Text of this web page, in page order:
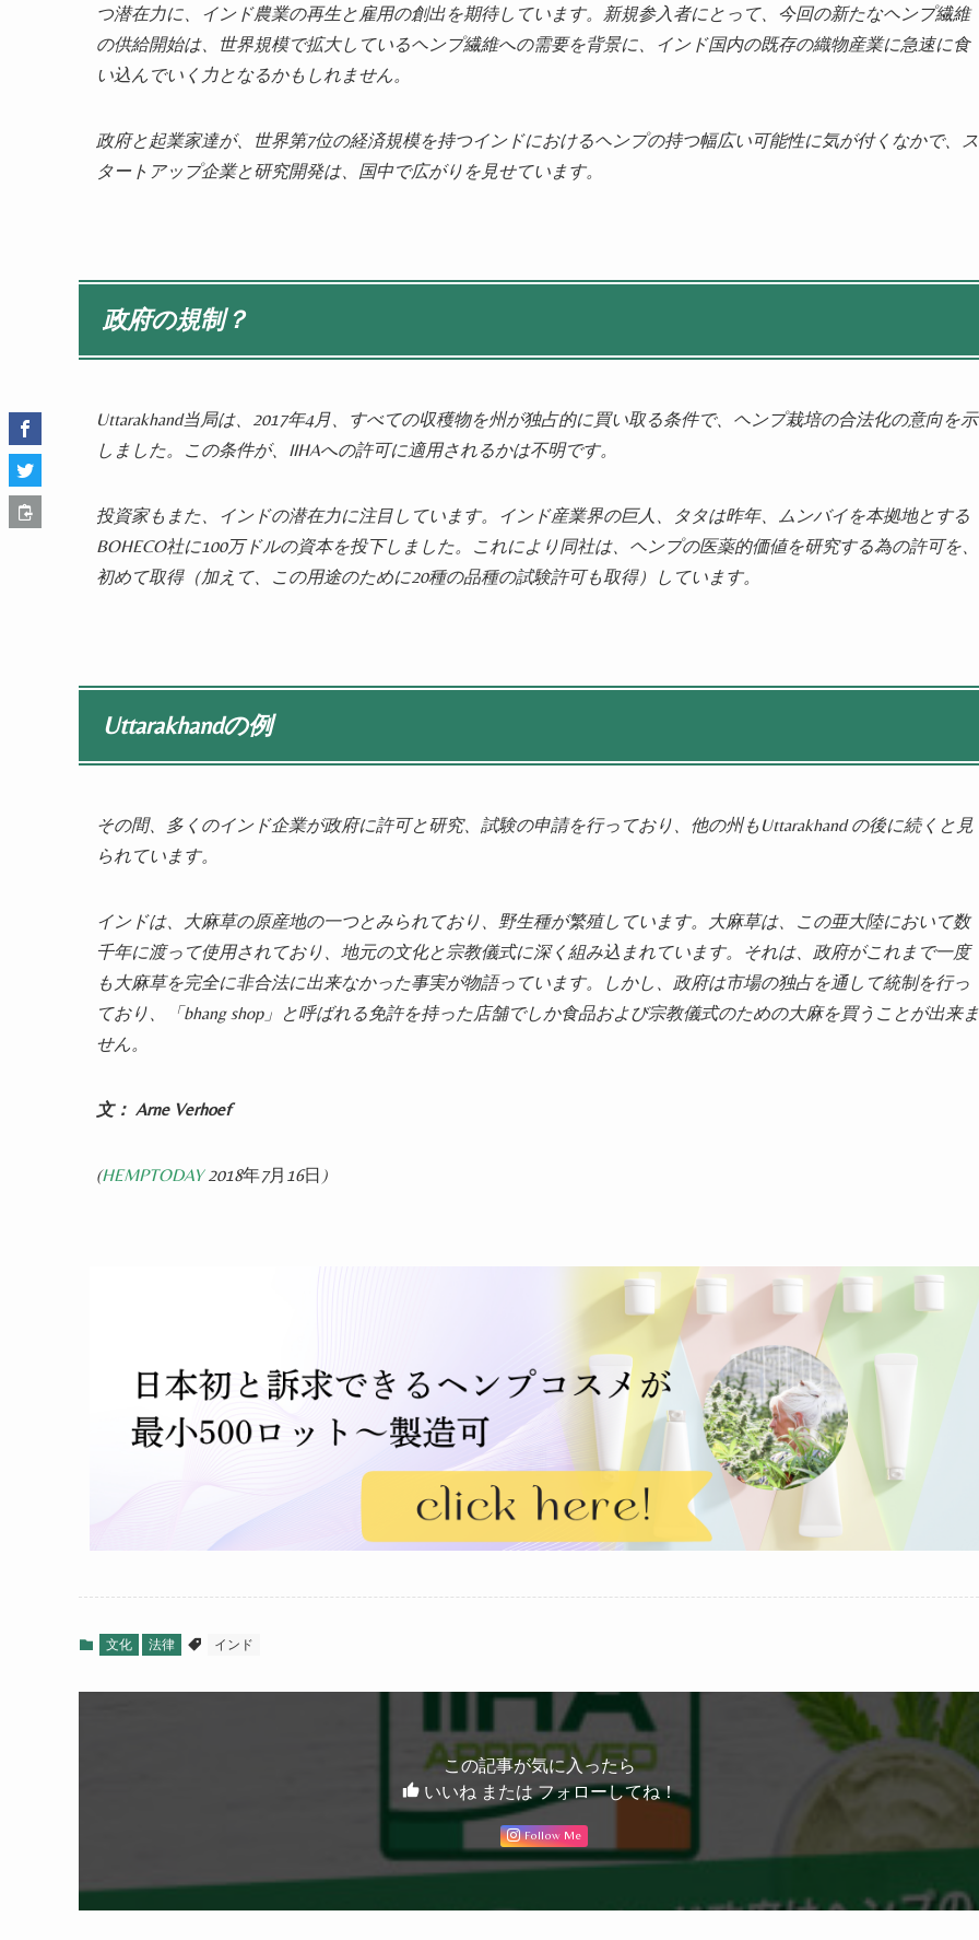
つ潜在力に、インド農業の再生と雇用の創出を期待しています。新規参入者にとって、今回の新たなヘンプ繊維
の供給開始は、世界規模で拡大しているヘンプ繊維への需要を背景に、インド国内の既存の織物産業に急速に食
い込んでいく力となるかもしれません。
政府と起業家達が、世界第7位の経済規模を持つインドにおけるヘンプの持つ幅広い可能性に気が付くなかで、ス
タートアップ企業と研究開発は、国中で広がりを見せています。
政府の規制？
Uttarakhand当局は、2017年4月、すべての収穫物を州が独占的に買い取る条件で、ヘンプ栽培の合法化の意向を示
しました。この条件が、IIHAへの許可に適用されるかは不明です。
投資家もまた、インドの潜在力に注目しています。インド産業界の巨人、タタは昨年、ムンバイを本拠地とする
BOHECO社に100万ドルの資本を投下しました。これにより同社は、ヘンプの医薬的価値を研究する為の許可を、
初めて取得（加えて、この用途のために20種の品種の試験許可も取得）しています。
Uttarakhandの例
その間、多くのインド企業が政府に許可と研究、試験の申請を行っており、他の州もUttarakhand の後に続くと見
られています。
インドは、大麻草の原産地の一つとみられており、野生種が繁殖しています。大麻草は、この亜大陸において数
千年に渡って使用されており、地元の文化と宗教儀式に深く組み込まれています。それは、政府がこれまで一度
も大麻草を完全に非合法に出来なかった事実が物語っています。しかし、政府は市場の独占を通して統制を行っ
ており、「bhang shop」と呼ばれる免許を持った店舗でしか食品および宗教儀式のための大麻を買うことが出来ま
せん。
文： Arne Verhoef
(HEMPTODAY2018年7月 16日 )
文化 法律 インド
この記事が気に入ったら
いいね または フォローしてね！
Follow Me